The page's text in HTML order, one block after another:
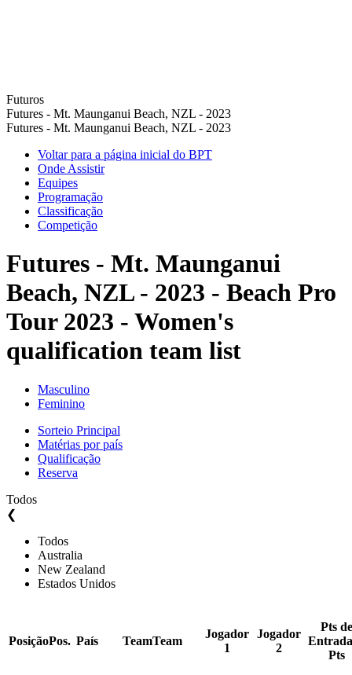
Futuros
Futures - Mt. Maunganui Beach, NZL - 2023
Futures - Mt. Maunganui Beach, NZL - 2023
Voltar para a página inicial do BPT
Onde Assistir
Equipes
Programação
Classificação
Competição
Futures - Mt. Maunganui
Beach, NZL - 2023 - Beach Pro
Tour 2023 - Women's
qualification team list
Masculino
Feminino
Sorteio Principal
Matérias por país
Qualificação
Reserva
Todos
❮
Todos
Australia
New Zealand
Estados Unidos
PosiçãoPos. País TeamTeam
Jogador
1
Jogador
2
Pts de
Entrada
Pts